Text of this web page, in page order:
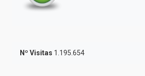
Nº Visitas 1.195.654